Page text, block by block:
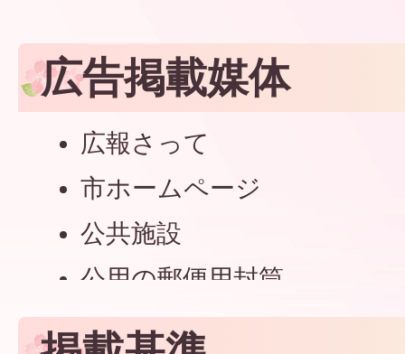
広告掲載媒体
広報さって
市ホームページ
公共施設
公用の郵便用封筒
市内循環バス